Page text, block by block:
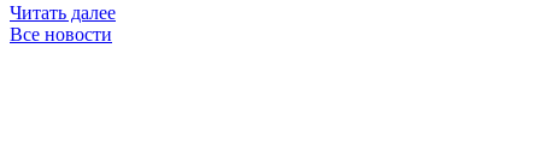
Читать далее
Все новости